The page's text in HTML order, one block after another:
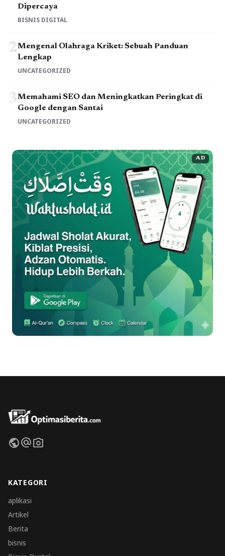
Dipercaya
BISNIS DIGITAL
2Mengenal Olahraga Kriket: Sebuah Panduan
Lengkap
UNCATEGORIZED
3Memahami SEO dan Meningkatkan Peringkat di
Google dengan Santai
UNCATEGORIZED
AD
publicalternate_emailphoto_camera
KATEGORI
aplikasi
Artikel
Berita
bisnis